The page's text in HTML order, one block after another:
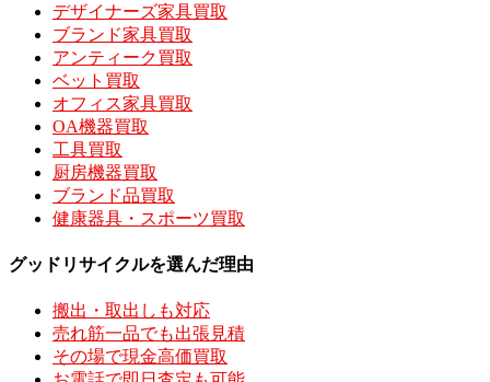
デザイナーズ家具買取
ブランド家具買取
アンティーク買取
ベット買取
オフィス家具買取
OA機器買取
工具買取
厨房機器買取
ブランド品買取
健康器具・スポーツ買取
グッドリサイクルを選んだ理由
搬出・取出しも対応
売れ筋一品でも出張見積
その場で現金高価買取